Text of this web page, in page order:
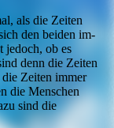
als die Zeiten
den beiden im-
jedoch, ob es
denn die Zeiten
Zeiten immer
die Menschen
sind die